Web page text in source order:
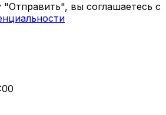
вы соглашаетесь с